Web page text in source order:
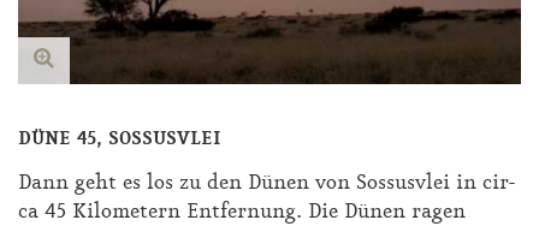
DÜNE 45, SOSSUSVLEI
Dann geht es los zu den Dü­nen von Sos­sus­vlei in cir­
ca 45 Ki­lo­me­tern Ent­fer­nung. Die Dü­nen ra­gen